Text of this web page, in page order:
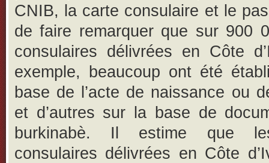
CNIB, la carte consulaire et le
de faire remarquer que sur 900
consulaires délivrées en Côte
exemple, beaucoup ont été
base de l’acte de naissance ou
et d’autres sur la base de
burkinabè. Il estime que
consulaires délivrées en Côte